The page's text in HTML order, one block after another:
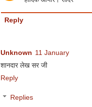
Reply
Unknown 11 January
शानदार लेख सर जी
Reply
Replies